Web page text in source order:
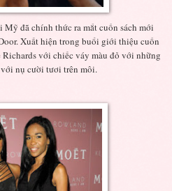
đã chính thức ra mắt cuốn sách mới
Xuất hiện trong buổi giới thiệu cuốn
với chiếc váy màu đỏ với những
nụ cười tươi trên môi.